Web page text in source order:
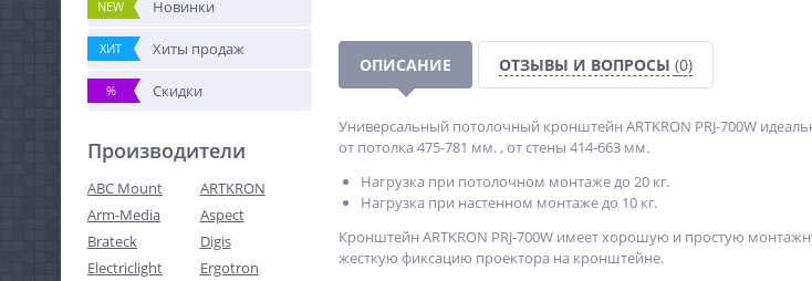
NEW Новинки
ХИТ Хиты продаж
% Скидки
Производители
ABC Mount
ARTKRON
Arm-Media
Aspect
Brateck
Digis
Electriclight
Ergotron
ОПИСАНИЕ ОТЗЫВЫ И ВОПРОСЫ (0)
Универсальный потолочный кронштейн ARTKRON PRJ-700W
от потолка 475-781 мм. , от стены 414-663 мм.
Нагрузка при потолочном монтаже до 20 кг.
Нагрузка при настенном монтаже до 10 кг.
Кронштейн ARTKRON PRJ-700W имеет хорошую и простую
жесткую фиксацию проектора на кронштейне.